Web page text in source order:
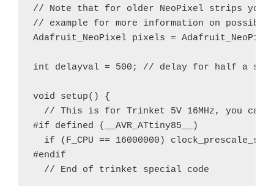
// Note that for older NeoPixel strips you
// example for more information on possible
Adafruit_NeoPixel pixels =
int delayval = 500; // delay for half a
void setup() {
// This is for Trinket 5V 16MHz, you can
#if defined (__AVR_ATtiny85__)
if (F_CPU == 16000000)
#endif
  // End of trinket special code